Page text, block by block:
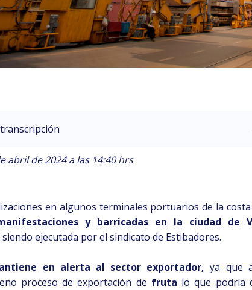
abril de 2024 a las 14:40 hrs
en algunos terminales portuarios de la costa
y barricadas en la ciudad de
ejecutada por el sindicato de Estibadores.
en alerta al sector exportador, ya que
proceso de exportación de fruta lo que podría